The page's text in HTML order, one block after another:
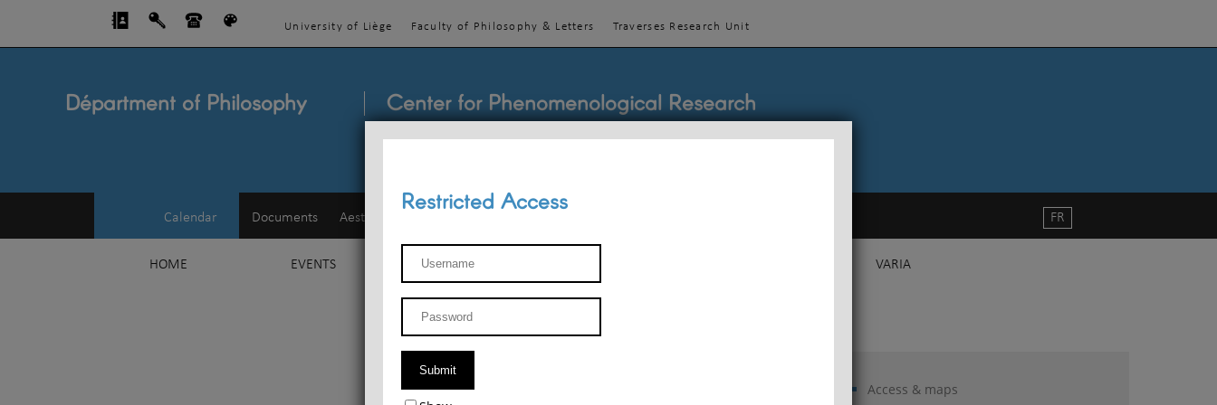
University of Liège Faculty of Philosophy & Letters Traverses Research Unit
Départment of Philosophy Center for Phenomenological Research
Calendar Documents Aesthetics
HOME EVENTS TEACHINGS VARIA
FR
Access & maps
Restricted Access